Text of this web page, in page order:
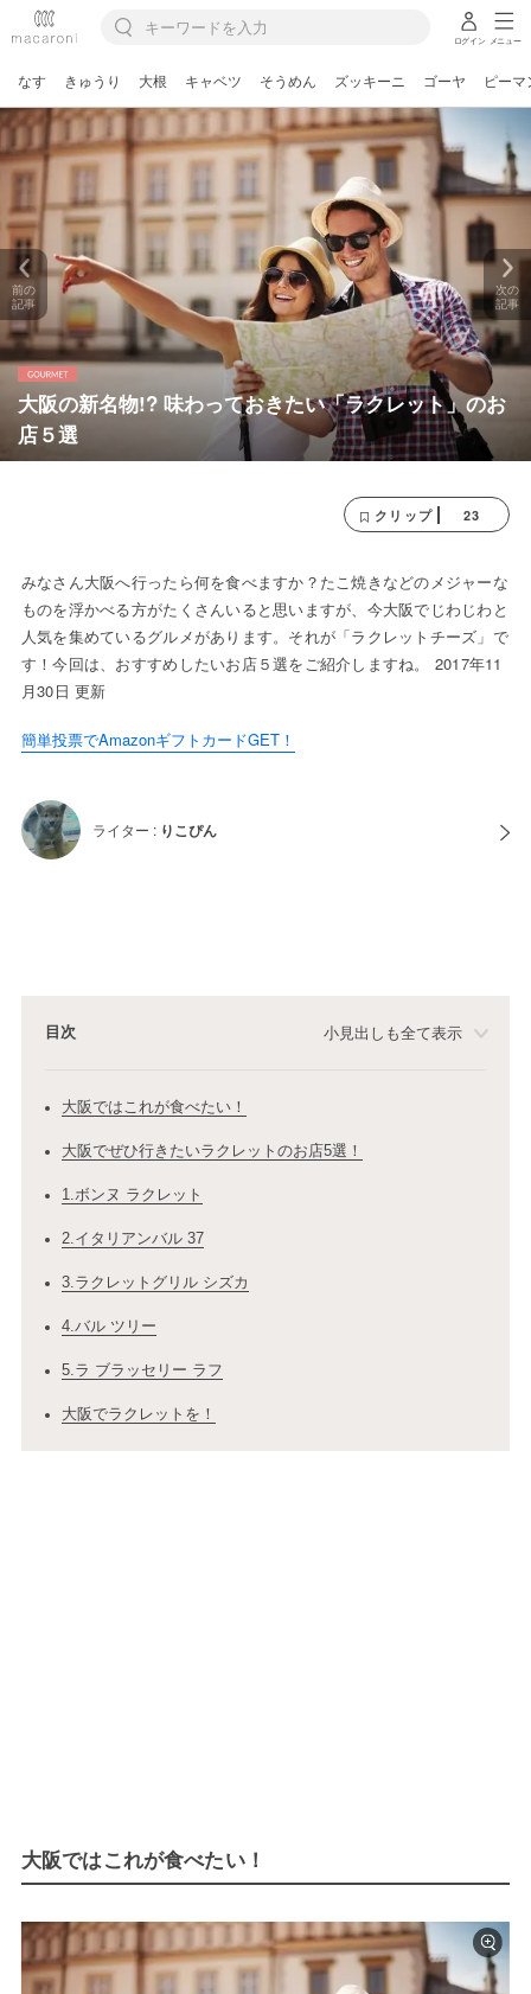
ログイン メニュー
なす きゅうり 大根 キャベツ そうめん ズッキーニ ゴーヤ ピーマ
大阪の新名物!? 味わっておきたい「ラクレット」のお
店５選
前の
記事
次の
記事
クリップ 23
みなさん大阪へ行ったら何を食べますか？たこ焼きなどのメジャーな
ものを浮かべる方がたくさんいると思いますが、今大阪でじわじわと
人気を集めているグルメがあります。それが「ラクレットチーズ」で
す！今回は、おすすめしたいお店５選をご紹介しますね。 2017年11
月30日 更新
簡単投票でAmazonギフトカードGET！
ライター : りこぴん
目次 小見出しも全て表示
大阪ではこれが食べたい！
大阪でぜひ行きたいラクレットのお店5選！
1.ボンヌ ラクレット
2.イタリアンバル 37
3.ラクレットグリル シズカ
4.バル ツリー
5.ラ ブラッセリー ラフ
大阪でラクレットを！
大阪ではこれが食べたい！